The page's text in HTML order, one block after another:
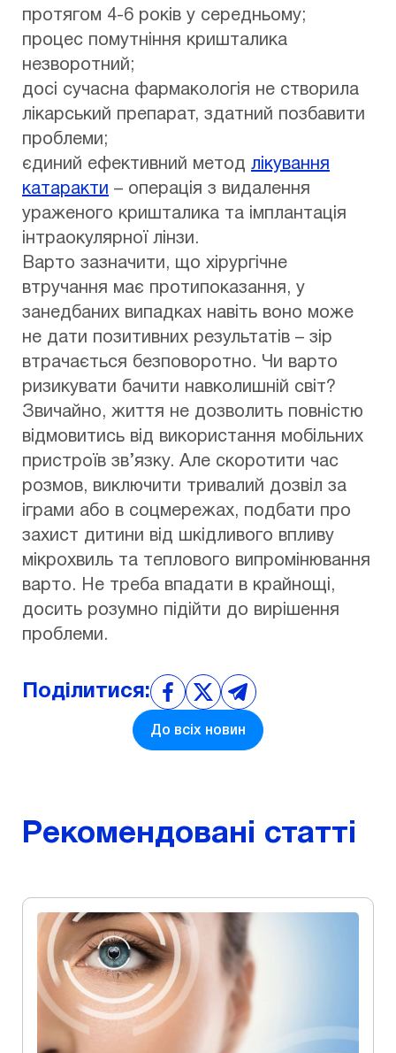
протягом 4-6 років у середньому;
процес помутніння кришталика
незворотний;
досі сучасна фармакологія не створила
лікарський препарат, здатний позбавити
проблеми;
єдиний ефективний метод лікування
катаракти – операція з видалення
ураженого кришталика та імплантація
інтраокулярної лінзи.
Варто зазначити, що хірургічне
втручання має протипоказання, у
занедбаних випадках навіть воно може
не дати позитивних результатів – зір
втрачається безповоротно. Чи варто
ризикувати бачити навколишній світ?
Звичайно, життя не дозволить повністю
відмовитись від використання мобільних
пристроїв зв’язку. Але скоротити час
розмов, виключити тривалий дозвіл за
іграми або в соцмережах, подбати про
захист дитини від шкідливого впливу
мікрохвиль та теплового випромінювання
варто. Не треба впадати в крайнощі,
досить розумно підійти до вирішення
проблеми.
Поділитися:
До всіх новин
Рекомендовані статті